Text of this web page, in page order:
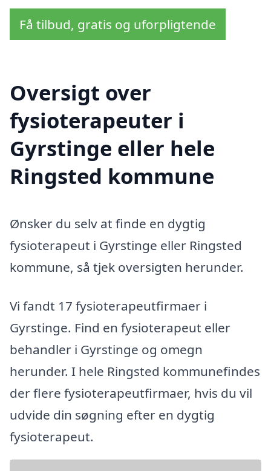
Få tilbud, gratis og uforpligtende
Oversigt over
fysioterapeuter i
Gyrstinge eller hele
Ringsted kommune
Ønsker du selv at finde en dygtig
fysioterapeut i Gyrstinge eller Ringsted
kommune, så tjek oversigten herunder.
Vi fandt 17 fysioterapeutfirmaer i
Gyrstinge. Find en fysioterapeut eller
behandler i Gyrstinge og omegn
herunder. I hele Ringsted kommunefindes
der flere fysioterapeutfirmaer, hvis du vil
udvide din søgning efter en dygtig
fysioterapeut.